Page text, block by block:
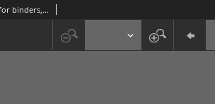
The Bookbinder : an illustrated journal for binders, librarians, and all lovers of books Vol. 1, No 7 (Jan. 28,1888)